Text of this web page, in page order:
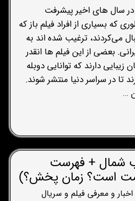
در سال های اخیر پیشرفت
که بسیاری از افراد فیلم باز که
می‌کردند، ترغیب شده اند به
بعضی از این فیلم ها انقدر
دارند که توانایی دوبله
تا در سراسر دنیا منتشر شوند.
…
شمال + فهرست
است؟ زمان پخش؟)
اخبار و معرفی فیلم و سریال